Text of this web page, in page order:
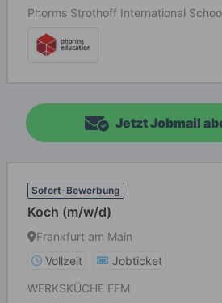
Phorms Strothoff International
Jetzt Jobmail
Sofort-Bewerbung
Koch (m/w/d)
Frankfurt am Main
Vollzeit
Jobticket
WERKSKÜCHE FFM